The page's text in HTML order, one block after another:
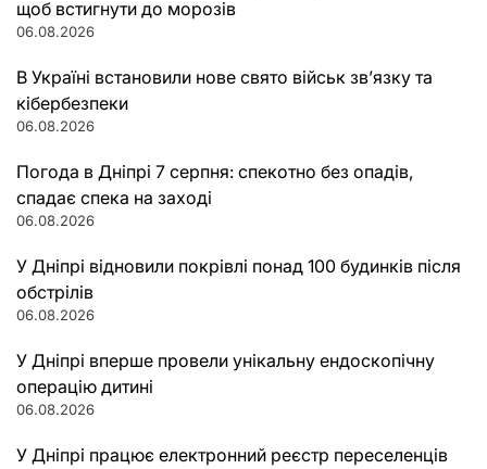
щоб встигнути до морозів
06.08.2026
В Україні встановили нове свято військ зв’язку та
кібербезпеки
06.08.2026
Погода в Дніпрі 7 серпня: спекотно без опадів,
спадає спека на заході
06.08.2026
У Дніпрі відновили покрівлі понад 100 будинків після
обстрілів
06.08.2026
У Дніпрі вперше провели унікальну ендоскопічну
операцію дитині
06.08.2026
У Дніпрі працює електронний реєстр переселенців